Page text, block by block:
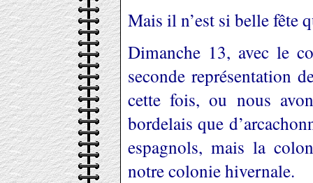
Mais il n’est si belle fête
Dimanche 13, avec le
seconde représentation
cette fois, ou nous
bordelais que
espagnols, mais la
notre colonie hivernale.